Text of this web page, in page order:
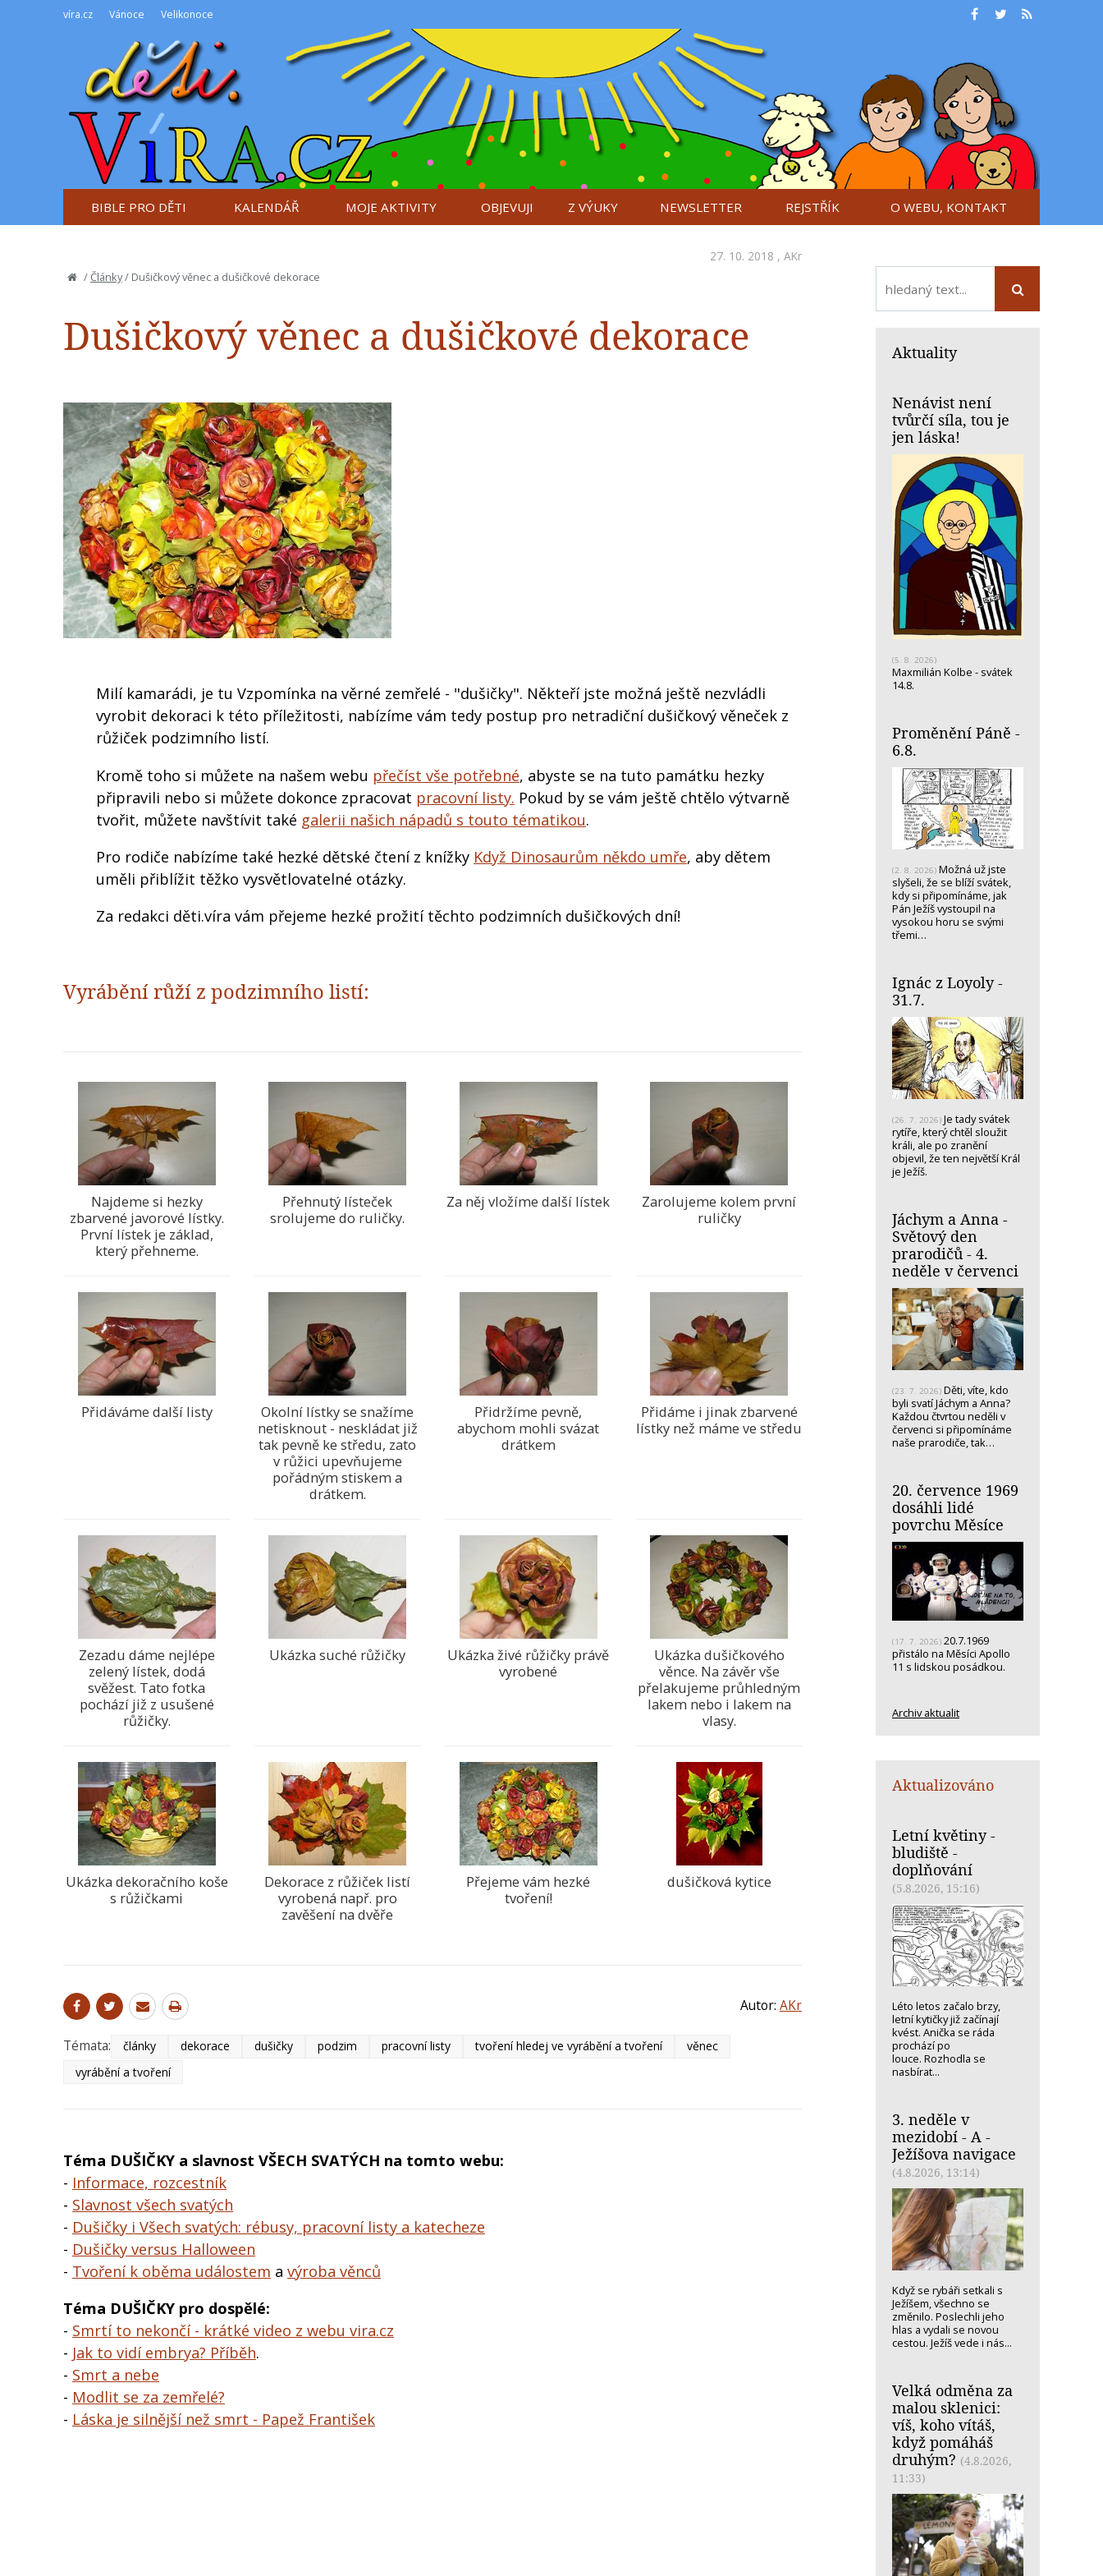
víra.cz Vánoce Velikonoce
BIBLE PRO DĚTI KALENDÁŘ MOJE AKTIVITY OBJEVUJI Z VÝUKY NEWSLETTER REJSTŘÍK O WEBU, KONTAKT
27. 10. 2018 , AKr
/Články/ Dušičkový věnec a dušičkové dekorace
Dušičkový věnec a dušičkové dekorace
Milí kamarádi, je tu Vzpomínka na věrné zemřelé - "dušičky". Někteří jste možná ještě nezvládli
vyrobit dekoraci k této příležitosti, nabízíme vám tedy postup pro netradiční dušičkový věneček z
růžiček podzimního listí.
Kromě toho si můžete na našem webu přečíst vše potřebné, abyste se na tuto památku hezky
připravili nebo si můžete dokonce zpracovat pracovní listy. Pokud by se vám ještě chtělo výtvarně
tvořit, můžete navštívit také galerii našich nápadů s touto tématikou.
Pro rodiče nabízíme také hezké dětské čtení z knížky Když Dinosaurům někdo umře, aby dětem
uměli přiblížit těžko vysvětlovatelné otázky.
Za redakci děti.víra vám přejeme hezké prožití těchto podzimních dušičkových dní!
Vyrábění růží z podzimního listí:
Najdeme si hezky
zbarvené javorové lístky.
První lístek je základ,
který přehneme.
Přehnutý lísteček
srolujeme do ruličky.
Za něj vložíme další lístek
Zarolujeme kolem první
ruličky
Přidáváme další listy
Okolní lístky se snažíme
netisknout - neskládat již
tak pevně ke středu, zato
v růžici upevňujeme
pořádným stiskem a
drátkem.
Přidržíme pevně,
abychom mohli svázat
drátkem
Přidáme i jinak zbarvené
lístky než máme ve středu
Zezadu dáme nejlépe
zelený lístek, dodá
svěžest. Tato fotka
pochází již z usušené
růžičky.
Ukázka suché růžičky
Ukázka živé růžičky právě
vyrobené
Ukázka dušičkového
věnce. Na závěr vše
přelakujeme průhledným
lakem nebo i lakem na
vlasy.
Ukázka dekoračního koše
s růžičkami
Dekorace z růžiček listí
vyrobená např. pro
zavěšení na dvěře
Přejeme vám hezké
tvoření!
dušičková kytice
Autor: AKr
Témata: články dekorace dušičky podzim pracovní listy tvoření hledej ve vyrábění a tvoření
věnec
vyrábění a tvoření
Téma DUŠIČKY a slavnost VŠECH SVATÝCH na tomto webu:
- Informace, rozcestník
- Slavnost všech svatých
- Dušičky i Všech svatých: rébusy, pracovní listy a katecheze
- Dušičky versus Halloween
- Tvoření k oběma událostem a výroba věnců
Téma DUŠIČKY pro dospělé:
- Smrtí to nekončí - krátké video z webu vira.cz
- Jak to vidí embrya? Příběh.
- Smrt a nebe
- Modlit se za zemřelé?
- Láska je silnější než smrt - Papež František
Aktuality
Nenávist není
tvůrčí síla, tou je
jen láska!
(5. 8. 2026)
Maxmilián Kolbe - svátek
14.8.
Proměnění Páně -
6.8.
(2. 8. 2026) Možná už jste
slyšeli, že se blíží svátek,
kdy si připomínáme, jak
Pán Ježíš vystoupil na
vysokou horu se svými
třemi…
Ignác z Loyoly -
31.7.
(26. 7. 2026) Je tady svátek
rytíře, který chtěl sloužit
králi, ale po zranění
objevil, že ten největší Král
je Ježíš.
Jáchym a Anna -
Světový den
prarodičů - 4.
neděle v červenci
(23. 7. 2026) Děti, víte, kdo
byli svatí Jáchym a Anna?
Každou čtvrtou neděli v
červenci si připomínáme
naše prarodiče, tak…
20. července 1969
dosáhli lidé
povrchu Měsíce
(17. 7. 2026) 20.7.1969
přistálo na Měsíci Apollo
11 s lidskou posádkou.
Archiv aktualit
Aktualizováno
Letní květiny -
bludiště -
doplňování
(5.8.2026, 15:16)
Léto letos začalo brzy,
letní kytičky již začínají
kvést. Anička se ráda
prochází po
louce. Rozhodla se
nasbírat...
3. neděle v
mezidobí - A -
Ježíšova navigace
(4.8.2026, 13:14)
Když se rybáři setkali s
Ježíšem, všechno se
změnilo. Poslechli jeho
hlas a vydali se novou
cestou. Ježíš vede i nás...
Velká odměna za
malou sklenici:
víš, koho vítáš,
když pomáháš
druhým? (4.8.2026,
11:33)